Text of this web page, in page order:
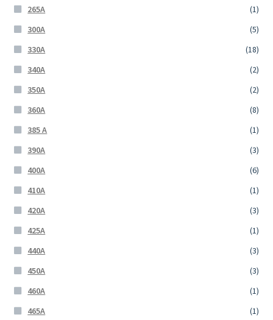
265A
(1)
300A
(5)
330A
(18)
340A
(2)
350A
(2)
360A
(8)
385 A
(1)
390A
(3)
400A
(6)
410A
(1)
420A
(3)
425A
(1)
440A
(3)
450A
(3)
460A
(1)
465A
(1)